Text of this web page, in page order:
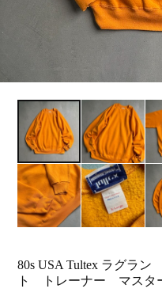
80s USA Tultex ラグラ
ト トレーナー マスタ